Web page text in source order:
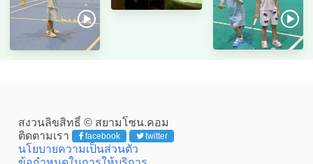
สงวนลิขสิทธิ์ © สยามโซน.คอม
ติดตามเรา
facebook twitter
นโยบายความเป็นส่วนตัว